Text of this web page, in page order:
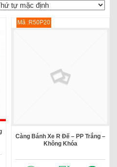
Mã :R50P20
Càng Bánh Xe R Đế – PP Trắng –
Không Khóa